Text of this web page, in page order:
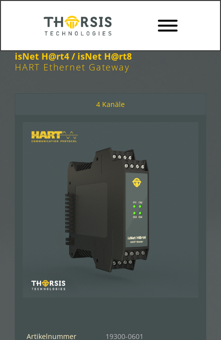
isNet H@rt4 / isNet H@rt8
HART Ethernet Gateway
4 Kanäle
Artikelnummer
19300-0601